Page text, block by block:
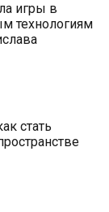
игры в
технологиям
стать